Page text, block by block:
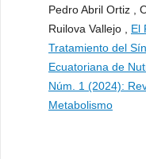
Pedro Abril Ortiz ,
Ruilova Vallejo , El
Tratamiento del
Ecuatoriana de
Núm. 1 (2024):
Metabolismo